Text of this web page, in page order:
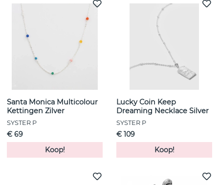
Santa Monica Multicolour
Kettingen Zilver
SYSTER P
€ 69
Koop!
Lucky Coin Keep
Dreaming Necklace Silver
SYSTER P
€ 109
Koop!